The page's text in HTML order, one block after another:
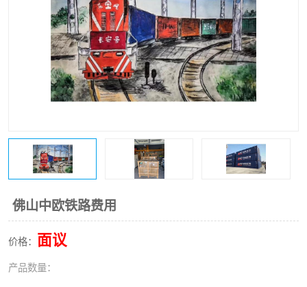
佛山中欧铁路费用
价格： 面议
产品数量：
UPS国际快递 深圳国际快递公司
深圳国际物流公司 深圳国际快递电话
DHL国际快递电话 深圳国际快递